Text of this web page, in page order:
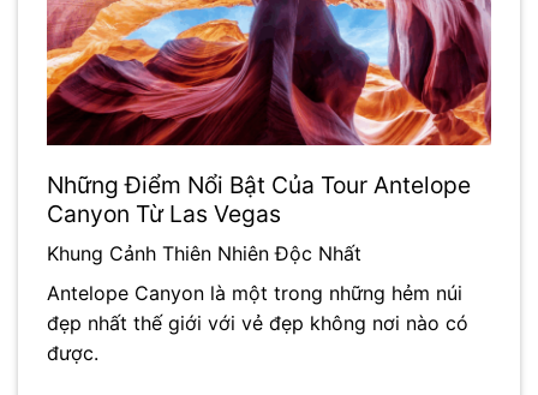
Những Điểm Nổi Bật Của Tour Antelope
Canyon Từ Las Vegas
Khung Cảnh Thiên Nhiên Độc Nhất
Antelope Canyon là một trong những hẻm núi
đẹp nhất thế giới với vẻ đẹp không nơi nào có
được.